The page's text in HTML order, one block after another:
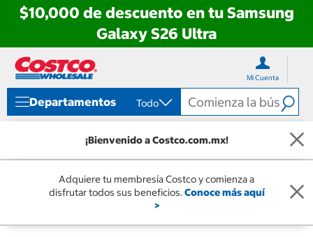
$10,000 de descuento en tu Samsung
Galaxy S26 Ultra
directo
contenido
directo
menú
navegación
Mi Cuenta
Departamentos Todo
¡Bienvenido a Costco.com.mx!
Adquiere tu membresía Costco y comienza a
disfrutar todos sus beneficios.Conoce más aquí
>